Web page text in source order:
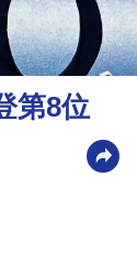
第8位